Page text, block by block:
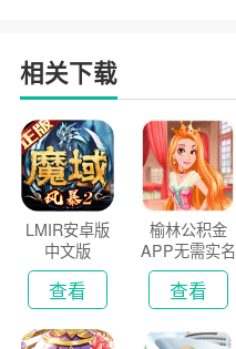
相关下载
LMIR安卓版
中文版
查看
榆林公积金
APP无需实名
认证版
查看